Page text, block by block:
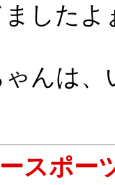
したよ
ゃんは
スポー